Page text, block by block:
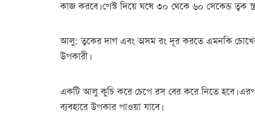
কাজ করবে। পেস্ট দিয়ে ঘষে ৩০ থেকে ৬০ সেকেন্ড ত্বক
আলু: ত্বকের দাগ এবং অসম রং দূর করতে এমনকি চোখের
উপকারী।
একটি আলু কুচি করে চেপে রস বের করে নিতে হবে।
ব্যবহারে উপকার পাওয়া যাবে।